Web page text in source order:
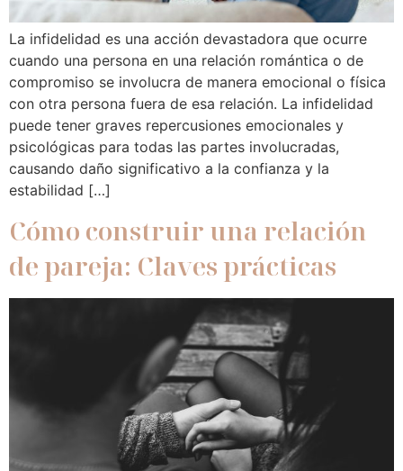
La infidelidad es una acción devastadora que ocurre
cuando una persona en una relación romántica o de
compromiso se involucra de manera emocional o física
con otra persona fuera de esa relación. La infidelidad
puede tener graves repercusiones emocionales y
psicológicas para todas las partes involucradas,
causando daño significativo a la confianza y la
estabilidad […]
Cómo construir una relación
de pareja: Claves prácticas